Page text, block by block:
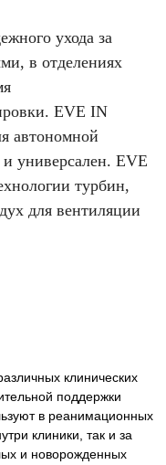
ухода за
в отделениях
EVE IN
автономной
универсален. EVE
турбин,
для вентиляции
клинических
поддержки
в реанимационных
клиники, так и за
и новорожденных